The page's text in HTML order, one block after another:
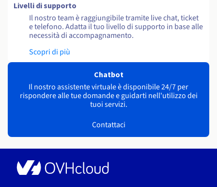
Livelli di supporto
Il nostro team è raggiungibile tramite live chat, ticket
e telefono. Adatta il tuo livello di supporto in base alle
necessità di accompagnamento.
Scopri di più
Chatbot
Il nostro assistente virtuale è disponibile 24/7 per
rispondere alle tue domande e guidarti nell'utilizzo dei
tuoi servizi.
Contattaci